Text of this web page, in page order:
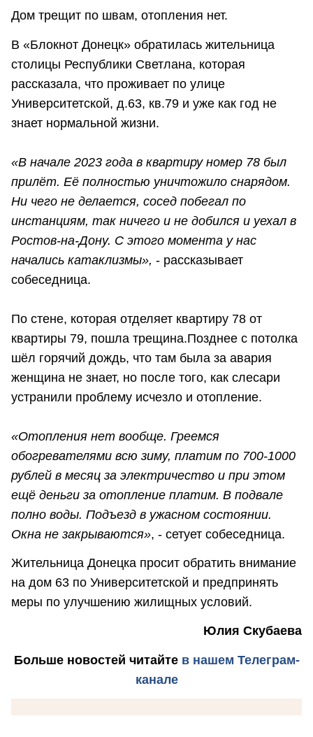
Дом трещит по швам, отопления нет.
В «Блокнот Донецк» обратилась жительница
столицы Республики Светлана, которая
рассказала, что проживает по улице
Университетской, д.63, кв.79 и уже как год не
знает нормальной жизни.
«В начале 2023 года в квартиру номер 78 был
прилёт. Её полностью уничтожило снарядом.
Ни чего не делается, сосед побегал по
инстанциям, так ничего и не добился и уехал в
Ростов-на-Дону. С этого момента у нас
начались катаклизмы», - рассказывает
собеседница.
По стене, которая отделяет квартиру 78 от
квартиры 79, пошла трещина.Позднее с потолка
шёл горячий дождь, что там была за авария
женщина не знает, но после того, как слесари
устранили проблему исчезло и отопление.
«Отопления нет вообще. Греемся
обогревателями всю зиму, платим по 700-1000
рублей в месяц за электричество и при этом
ещё деньги за отопление платим. В подвале
полно воды. Подъезд в ужасном состоянии.
Окна не закрываются», - сетует собеседница.
Жительница Донецка просит обратить внимание
на дом 63 по Университетской и предпринять
меры по улучшению жилищных условий.
Юлия Скубаева
Больше новостей читайте в нашем Телеграм-
канале